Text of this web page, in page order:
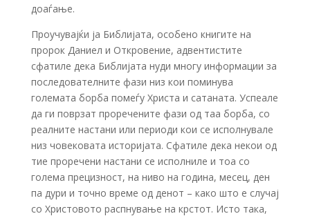
доаѓање.
Проучувајќи ја Библијата, особено книгите на
пророк Даниел и Откровение, адвентистите
сфатиле дека Библијата нуди многу информации за
последователните фази низ кои поминува
големата борба помеѓу Христа и сатаната. Успеале
да ги поврзат проречените фази од таа борба, со
реалните настани или периоди кои се исполнувале
низ човековата историјата. Сфатиле дека некои од
тие проречени настани се исполниле и тоа со
голема прецизност, на ниво на година, месец, ден
па дури и точно време од денот – како што е случај
со Христовото распнување на крстот. Исто така,